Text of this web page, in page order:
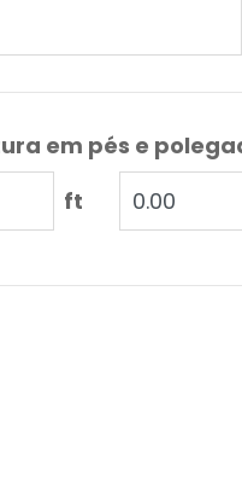
em pés e
ft